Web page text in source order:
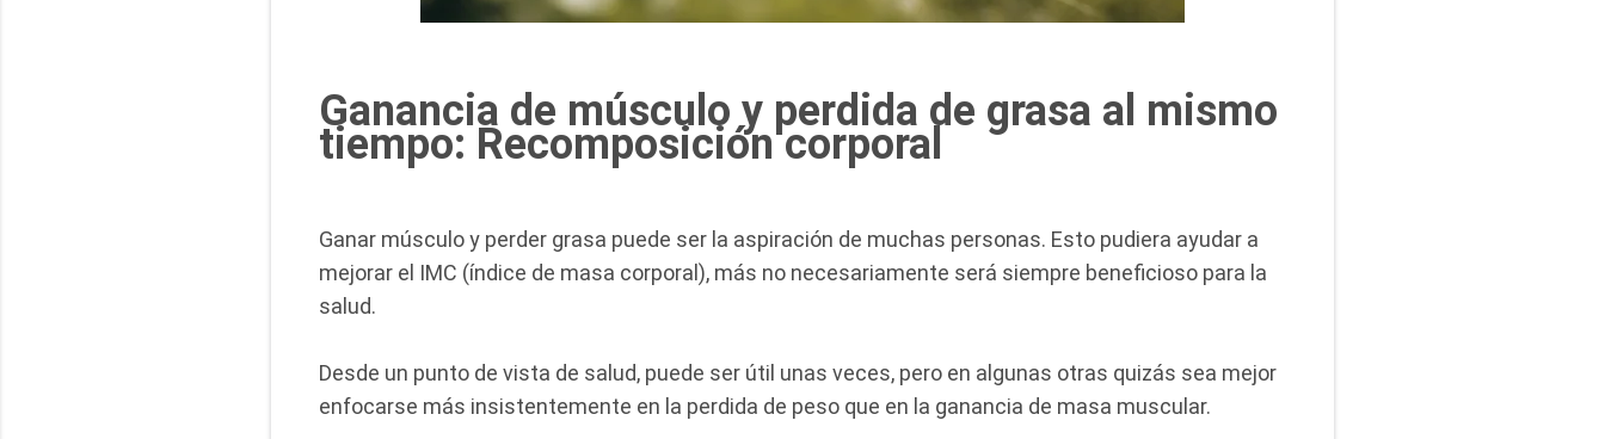
Ganancia de músculo y perdida de grasa al mismo
tiempo: Recomposición corporal
Ganar músculo y perder grasa puede ser la aspiración de muchas personas. Esto pudiera ayudar a
mejorar el IMC (índice de masa corporal), más no necesariamente será siempre beneficioso para la
salud.
Desde un punto de vista de salud, puede ser útil unas veces, pero en algunas otras quizás sea mejor
enfocarse más insistentemente en la perdida de peso que en la ganancia de masa muscular.